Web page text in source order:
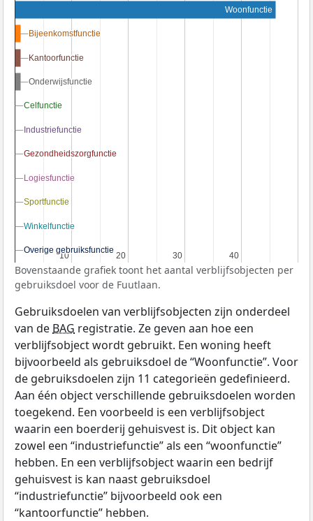
10
10 20
20 30
30 40
40
Woonfunctie
Bijeenkomstfunctie
Bijeenkomstfunctie
Kantoorfunctie
Kantoorfunctie
Onderwijsfunctie
Onderwijsfunctie
Celfunctie
Celfunctie
Industriefunctie
Industriefunctie
Gezondheidszorgfunctie
Gezondheidszorgfunctie
Logiesfunctie
Logiesfunctie
Sportfunctie
Sportfunctie
Winkelfunctie
Winkelfunctie
Overige gebruiksfunctie
Overige gebruiksfunctie
Bovenstaande grafiek toont het aantal verblijfsobjecten per
gebruiksdoel voor de Fuutlaan.
Gebruiksdoelen van verblijfsobjecten zijn onderdeel
van de BAG registratie. Ze geven aan hoe een
verblijfsobject wordt gebruikt. Een woning heeft
bijvoorbeeld als gebruiksdoel de “Woonfunctie”. Voor
de gebruiksdoelen zijn 11 categorieën gedefinieerd.
Aan één object verschillende gebruiksdoelen worden
toegekend. Een voorbeeld is een verblijfsobject
waarin een boerderij gehuisvest is. Dit object kan
zowel een “industriefunctie” als een “woonfunctie”
hebben. En een verblijfsobject waarin een bedrijf
gehuisvest is kan naast gebruiksdoel
“industriefunctie” bijvoorbeeld ook een
“kantoorfunctie” hebben.